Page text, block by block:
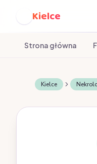
Kielce
Strona główna
Kielce